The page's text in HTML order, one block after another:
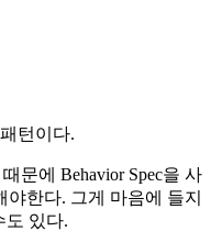
패턴이다.
문에 Behavior Spec을 사
한다. 그게 마음에 들지
도 있다.